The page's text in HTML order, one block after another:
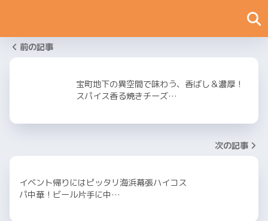
前の記事
宝町地下の異空間で味わう、香ばし＆濃厚！
スパイス香る焼きチーズ…
次の記事
イベント帰りにはピッタリ海浜幕張ハイコス
パ中華！ビール片手に中…